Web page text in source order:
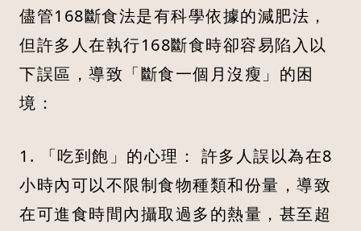
儘管168斷食法是有科學依據的減肥法，
但許多人在執行168斷食時卻容易陷入以
下誤區，導致「斷食一個月沒瘦」的困
境：
1. 「吃到飽」的心理： 許多人誤以為在8
小時內可以不限制食物種類和份量，導致
在可進食時間內攝取過多的熱量，甚至超